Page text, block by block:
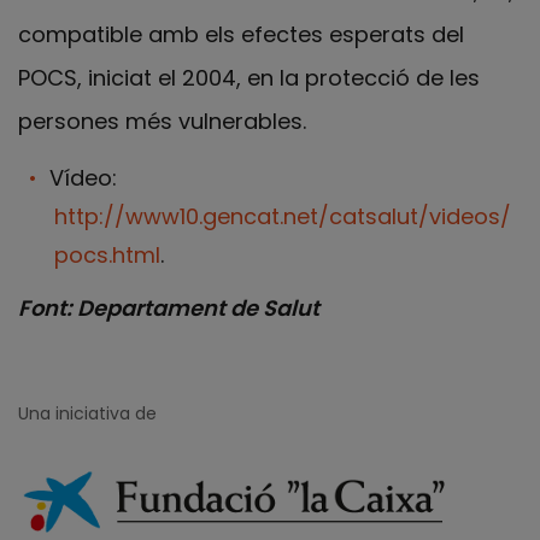
compatible amb els efectes esperats del
POCS, iniciat el 2004, en la protecció de les
persones més vulnerables.
Vídeo:
http://www10.gencat.net/catsalut/videos/
pocs.html.
Font: Departament de Salut
Una iniciativa de